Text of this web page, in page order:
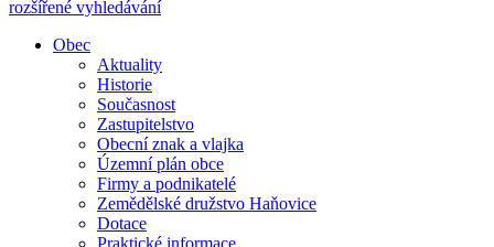
rozšířené vyhledávání
Obec
Aktuality
Historie
Současnost
Zastupitelstvo
Obecní znak a vlajka
Územní plán obce
Firmy a podnikatelé
Zemědělské družstvo Haňovice
Dotace
Praktické informace